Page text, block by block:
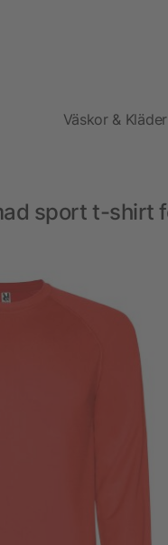
Väskor & Kläder
sport t-shirt